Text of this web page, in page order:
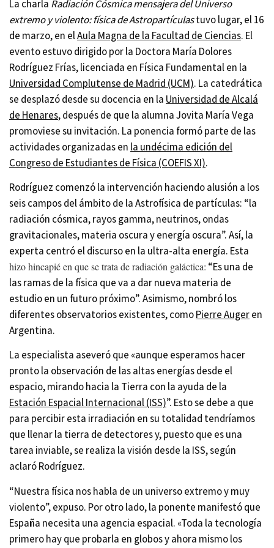
La charla Radiación Cósmica mensajera del Universo
extremo y violento: física de Astropartículastuvo lugar, el 16
de marzo, en elAula Magna de la Facultad de Ciencias. El
evento estuvo dirigido por la Doctora María Dolores
Rodríguez Frías, licenciada en Física Fundamental en la
Universidad Complutense de Madrid (UCM). La catedrática
se desplazó desde su docencia en la Universidad de Alcalá
de Henares, después de que la alumna Jovita María Vega
promoviese su invitación. La ponencia formó parte de las
actividades organizadas en la undécima edición del
Congreso de Estudiantes de Física (COEFIS XI).
Rodríguez comenzó la intervención haciendo alusión a los
seis campos del ámbito de la Astrofísica de partículas: “la
radiación cósmica, rayos gamma, neutrinos, ondas
gravitacionales, materia oscura y energía oscura”. Así, la
experta centró el discurso en la ultra-alta energía. Esta
hizo hincapié en que se trata de radiación galáctica: “Es una de
las ramas de la física que va a dar nueva materia de
estudio en un futuro próximo”. Asimismo, nombró los
diferentes observatorios existentes, comoPierre Augeren
Argentina.
La especialista aseveró que «aunque esperamos hacer
pronto la observación de las altas energías desde el
espacio, mirando hacia la Tierra con la ayuda de la
Estación Espacial Internacional (ISS)”. Esto se debe a que
para percibir esta irradiación en su totalidad tendríamos
que llenar la tierra de detectores y, puesto que es una
tarea inviable, se realiza la visión desde la ISS, según
aclaró Rodríguez.
“Nuestra física nos habla de un universo extremo y muy
violento”, expuso. Por otro lado, la ponente manifestó que
España necesita una agencia espacial. «Toda la tecnología
primero hay que probarla en globos y ahora mismo los